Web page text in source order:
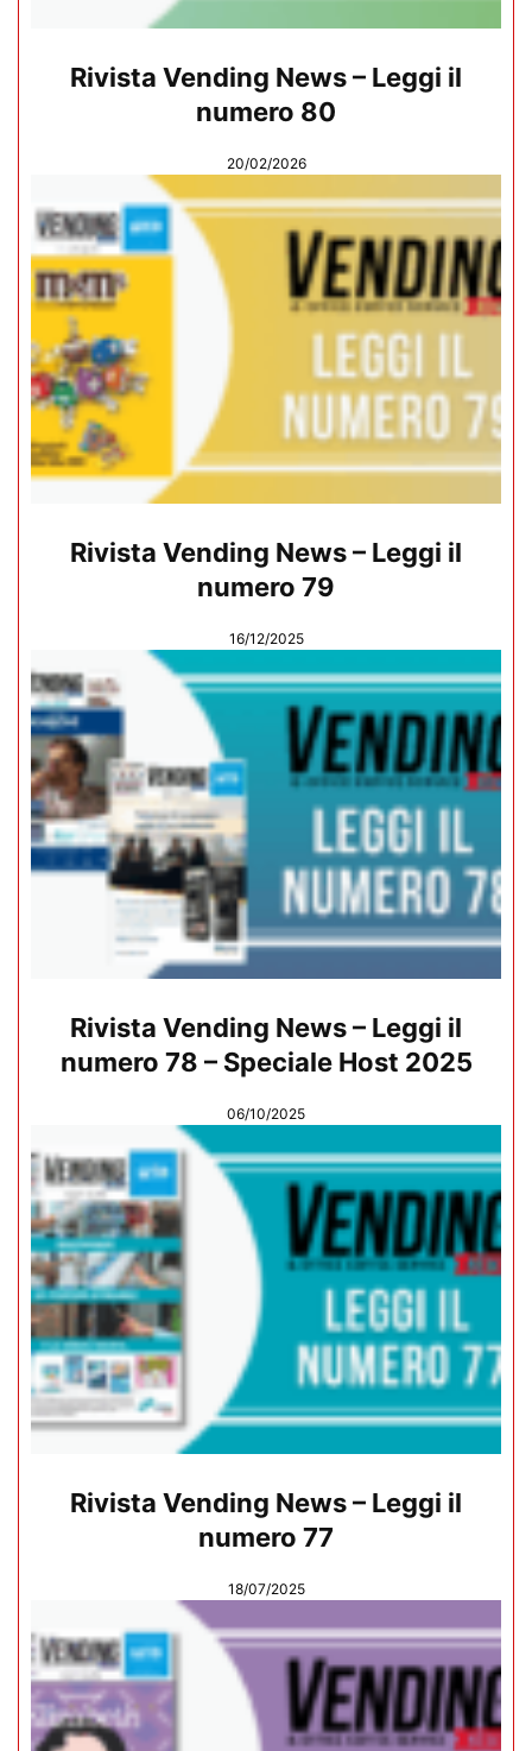
Rivista Vending News – Leggi il
numero 80
20/02/2026
Rivista Vending News – Leggi il
numero 79
16/12/2025
Rivista Vending News – Leggi il
numero 78 – Speciale Host 2025
06/10/2025
Rivista Vending News – Leggi il
numero 77
18/07/2025